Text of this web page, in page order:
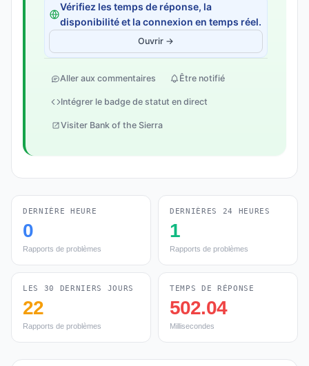
Vérifiez les temps de réponse, la
disponibilité et la connexion en temps réel.
Ouvrir →
Aller aux commentaires Être notifié
Intégrer le badge de statut en direct
Visiter Bank of the Sierra
DERNIÈRE HEURE
0
Rapports de problèmes
DERNIÈRES 24 HEURES
1
Rapports de problèmes
LES 30 DERNIERS JOURS
22
Rapports de problèmes
TEMPS DE RÉPONSE
502.04
Millisecondes